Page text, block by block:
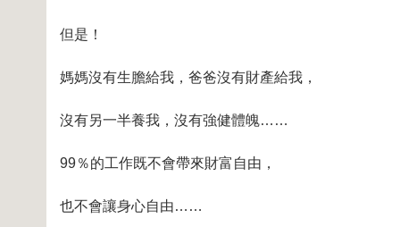
但是！
媽媽沒有生膽給我，爸爸沒有財產給我，
沒有另一半養我，沒有強健體魄……
99％的工作既不會帶來財富自由，
也不會讓身心自由……